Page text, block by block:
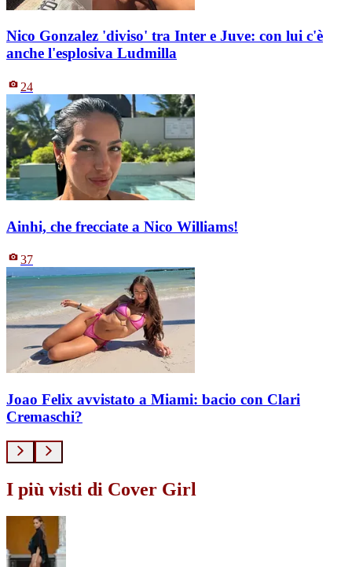
Nico Gonzalez 'diviso' tra Inter e Juve: con lui c'è
anche l'esplosiva Ludmilla
24
Ainhi, che frecciate a Nico Williams!
37
Joao Felix avvistato a Miami: bacio con Clari
Cremaschi?
I più visti di Cover Girl